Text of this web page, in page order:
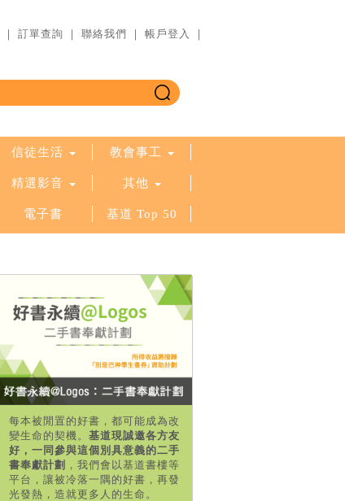
｜ 訂單查詢 ｜ 聯絡我們 ｜ 帳戶登入 ｜
信徒生活 教會事工
精選影音 其他
電子書 基道 Top 50
每本被閒置的好書，都可能成為改
變生命的契機。 基道現誠邀各方友
好，一同參與這個別具意義的二手
書奉獻計劃 ，我們會以基道書樓等
平台，讓被冷落一隅的好書，再發
光發熱，造就更多人的生命。